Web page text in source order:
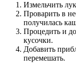
Измельчить
Проварить в
получилась
Процедить и
кусочки.
Добавить
перемешать.